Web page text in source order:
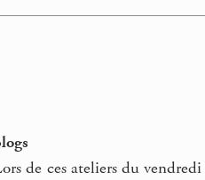
de ces ateliers du